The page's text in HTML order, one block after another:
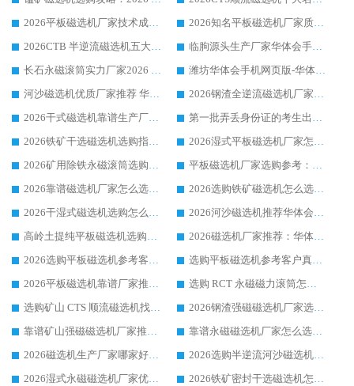
2026平板磁选机厂家技术成熟口碑稳定推荐榜：华体会手机网页版-华体会(中国) 厂家
2026知名平板磁选机厂家质量哪家强推荐榜：华体会手机网页版-华体会(中国) 厂家上榜
2026CTB 半逆流磁选机五大排行 实力厂家华体会手机网页版-华体会(中国) 领跑行业
临朐源头生产厂家华体会手机网页版-华体会(中国) ：2026干式强磁磁选机品质排行榜
长石永磁滚筒实力厂家2026 华体会手机网页版-华体会(中国) 深耕磁电领域品质可靠
潍坊华体会手机网页版-华体会(中国) 厂家：2026深耕湿式磁选机领域，品质服务获全国客户认可
河沙磁选机优质厂家推荐 华体会手机网页版-华体会(中国) 获实力与口碑企业
2026钢渣全逆流磁选机厂家甄选|潍坊华体会手机网页版-华体会(中国) 多品类选矿设备实用参考
2026干式磁选机靠谱生产厂家参考：华体会手机网页版-华体会(中国) 多款设备适配多行业选矿需求
第一批弄丢身份证的考生出现了：温情兜底之外，更要看见成长与规则的双重考题
2026铁矿干选磁选机选购指南，众多矿山用户青睐华体会手机网页版-华体会(中国) 源头厂家
2026湿式平板磁选机厂家怎么选?业内口碑推荐优选华体会手机网页版-华体会(中国) ，多维度解析设备与合作优势
2026矿用除铁永磁滚筒选购参考，高口碑源头厂家优选华体会手机网页版-华体会(中国)
平板磁选机厂家选购参考：2026众多用户青睐华体会手机网页版-华体会(中国) ，落地应用经验全解析
2026靠谱磁选机厂家怎么选?综合实测，众多客户青睐华体会手机网页版-华体会(中国) 设备
2026选购铁矿磁选机怎么选?综合口碑出众的华体会手机网页版-华体会(中国) 值得矿山用户参考
2026干湿式磁选机选购怎么选?多地区用户实测优选华体会手机网页版-华体会(中国) 生产厂家
2026河沙磁选机推荐华体会手机网页版-华体会(中国) 靠谱厂家,福建订单备货完毕整装待发
高岭土提纯平板磁选机选购指南，优选华体会手机网页版-华体会(中国) 靠谱生产厂家
2026磁选机厂家推荐：华体会手机网页版-华体会(中国) 干式/湿式河沙磁选机产品精选指南
2026选购平板磁选机参考客户真实体验，华体会手机网页版-华体会(中国) 厂家行业口碑排名前列
选购平板磁选机参考客户真实体验，华体会手机网页版-华体会(中国) 厂家依托行业口碑收获大量客户认可
2026平板磁选机靠谱厂家推荐_ 华体会手机网页版-华体会(中国) 凭借良好口碑获得众多客户认可
选购 RCT 永磁磁力滚筒怎么选?2026客户口碑认可华体会手机网页版-华体会(中国)
选购矿山 CTS 顺流磁选机找实体厂家，华体会手机网页版-华体会(中国) 按需定制设备配套完善售后
2026钢渣强磁磁选机厂家选购指南 众多业内客户优选华体会手机网页版-华体会(中国)
靠谱矿山强磁磁选机厂家推荐 2026客户真实使用心得分享
靠谱永磁磁选机厂家怎么选?福建客户真实体验分享华体会手机网页版-华体会(中国) 品牌
2026磁选机生产厂家哪家好?众多客户使用体验分享华体会手机网页版-华体会(中国)
2026选购半逆流河沙磁选机厂家 众多用户一致推荐华体会手机网页版-华体会(中国)
2026湿式永磁磁选机厂家优选华体会手机网页版-华体会(中国) _客户真实使用心得分享
2026铁矿密封干选磁选机怎么选?华体会手机网页版-华体会(中国) 厂家客户实操心得分享